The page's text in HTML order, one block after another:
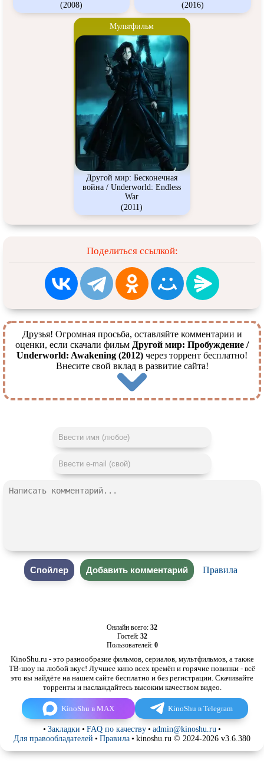
(2008) (2016)
Мультфильм
Другой мир: Бесконечная
война / Underworld: Endless
War
(2011)
Поделиться ссылкой:
Друзья! Огромная просьба, оставляйте комментарии и
оценки, если скачали фильм Другой мир: Пробуждение /
Underworld: Awakening (2012) через торрент бесплатно!
Внесите свой вклад в развитие сайта!
Правила
Онлайн всего: 32
Гостей: 32
Пользователей: 0
KinoShu.ru - это разнообразие фильмов, сериалов, мультфильмов, а также
ТВ-шоу на любой вкус! Лучшее кино всех времён и горячие новинки - всё
это вы найдёте на нашем сайте бесплатно и без регистрации. Скачивайте
торренты и наслаждайтесь высоким качеством видео.
KinoShu в MAX KinoShu в Telegram
• Закладки • FAQ по качеству • admin@kinoshu.ru •
Для правообладателей • Правила • kinoshu.ru © 2024-2026 v3.6.380